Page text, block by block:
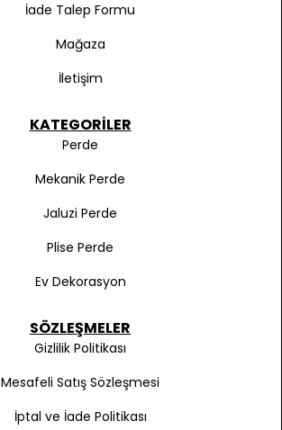
İade Talep Formu
Mağaza
İletişim
KATEGORILER
Perde
Mekanik Perde
Jaluzi Perde
Plise Perde
Ev Dekorasyon
SÖZLEŞMELER
Gizlilik Politikası
Mesafeli Satış Sözleşmesi
İptal ve İade Politikası